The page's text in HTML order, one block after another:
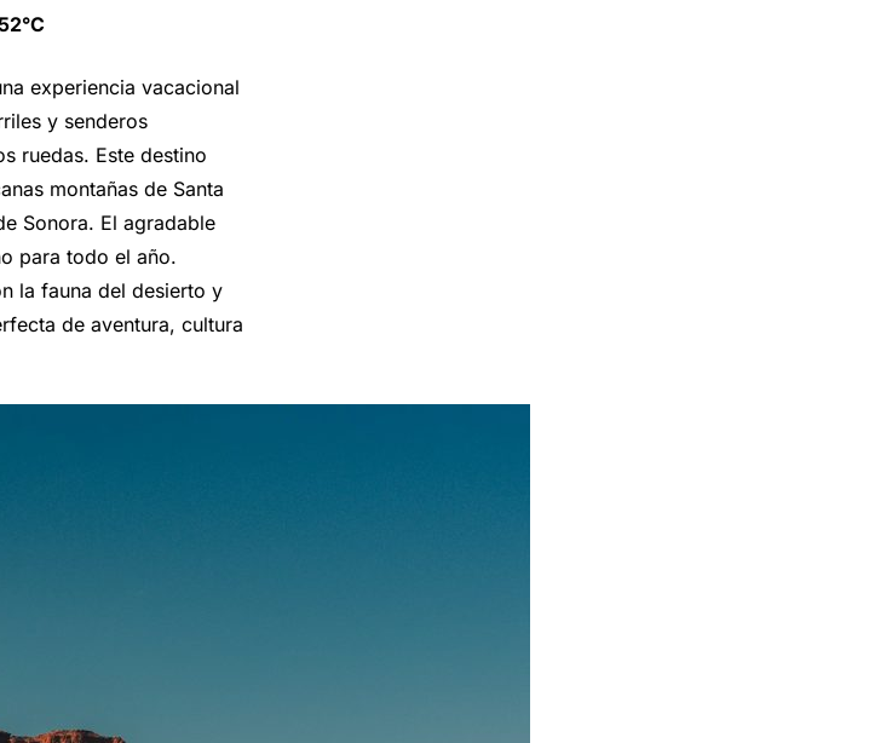
experiencia vacacional
y senderos
ruedas. Este destino
montañas de Santa
Sonora. El agradable
para todo el año.
la fauna del desierto y
de aventura, cultura